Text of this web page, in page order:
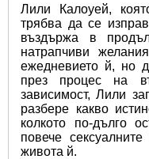
Лили Калоуей,
трябва да се
въздържа в
натрапчиви
ежедневието й, но
през процес на
зависимост, Лили
разбере какво
колкото по-дълго
повече
живота й.